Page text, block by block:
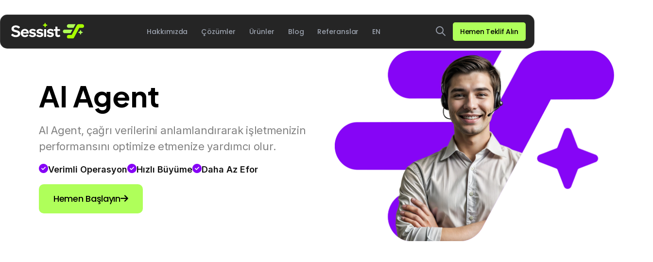
Hakkımızda Çözümler Ürünler Blog Referanslar EN Hemen Teklif Alın
AI Agent
AI Agent, çağrı verilerini anlamlandırarak işletmenizin
performansını optimize etmenize yardımcı olur.
Verimli Operasyon Hızlı Büyüme Daha Az Efor
Hemen Başlayın